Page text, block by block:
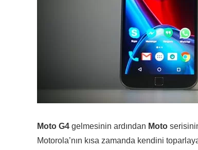
Moto G4 gelmesinin ardından Moto
Motorola’nın kısa zamanda kendini